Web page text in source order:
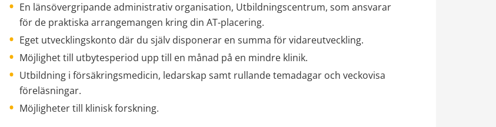
En länsövergripande administrativ organisation, Utbildningscentrum, som ansvarar
för de praktiska arrangemangen kring din AT-placering.
Eget utvecklingskonto där du själv disponerar en summa för vidareutveckling.
Möjlighet till utbytesperiod upp till en månad på en mindre klinik.
Utbildning i försäkringsmedicin, ledarskap samt rullande temadagar och veckovisa
föreläsningar.
Möjligheter till klinisk forskning.